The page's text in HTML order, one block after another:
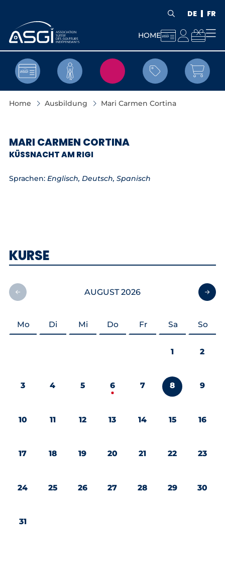
 DE FR
HOME  
 
Home Ausbildung Mari Carmen Cortina
MARI CARMEN CORTINA
KÜSSNACHT AM RIGI
Sprachen: Englisch, Deutsch, Spanisch
KURSE
AUGUST 2026
Mo Di Mi Do Fr Sa So
1 2
3 4 5 6 7 8 9
10 11 12 13 14 15 16
17 18 19 20 21 22 23
24 25 26 27 28 29 30
31